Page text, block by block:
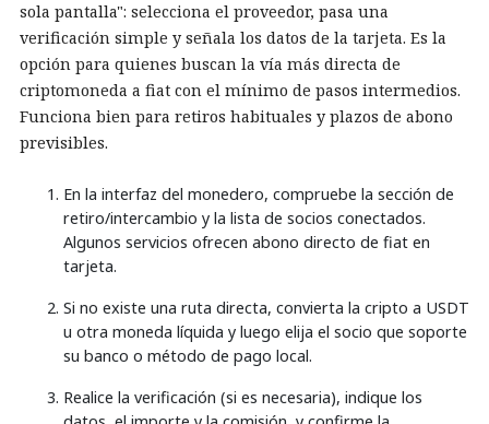
sola pantalla": selecciona el proveedor, pasa una
verificación simple y señala los datos de la tarjeta. Es la
opción para quienes buscan la vía más directa de
criptomoneda a fiat con el mínimo de pasos intermedios.
Funciona bien para retiros habituales y plazos de abono
previsibles.
En la interfaz del monedero, compruebe la sección de
retiro/intercambio y la lista de socios conectados.
Algunos servicios ofrecen abono directo de fiat en
tarjeta.
Si no existe una ruta directa, convierta la cripto a USDT
u otra moneda líquida y luego elija el socio que soporte
su banco o método de pago local.
Realice la verificación (si es necesaria), indique los